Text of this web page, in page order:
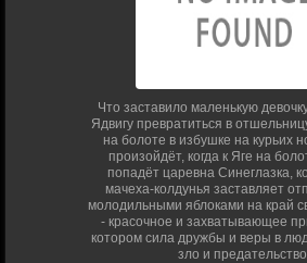
Что заставило маленькую
Ядвигу превратиться в
на болоте в избушке на курьих
произойдёт, когда к Яге на
попадёт царевна Синеглазка,
мачеха-колдунья заставляет
молодильными яблоками на край
- красочное и захватывающее
котором сила дружбы и веры в
зло и